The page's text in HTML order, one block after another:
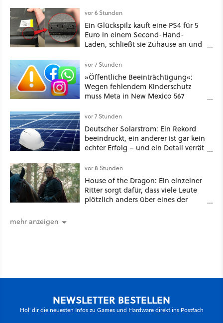
vor 6 Stunden
Ein Glückspilz kauft eine PS4 für 5
Euro in einem Second-Hand-
Laden, schließt sie Zuhause an und
funktionierende PlayStation [Best of
GameStar]
vor 7 Stunden
»Öffentliche Beeinträchtigung«:
Wegen fehlendem Kinderschutz
muss Meta in New Mexico 567
vor 7 Stunden
Deutscher Solarstrom: Ein Rekord
beeindruckt, ein anderer ist gar kein
echter Erfolg – und ein Detail verrät
jede Zahl
vor 8 Stunden
House of the Dragon: Ein einzelner
Ritter sorgt dafür, dass viele Leute
plötzlich anders über eines der
mehr anzeigen
NEWSLETTER BESTELLEN
Hol' dir die neuesten Infos zu Games und Hardware direkt ins Postfach